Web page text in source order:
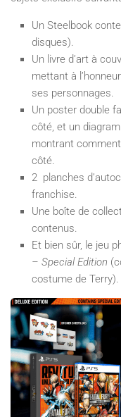
Un Steelbook
disques).
Un livre d’art à
mettant à
ses personnages.
Un poster double
côté, et un
montrant
côté.
2 planches
franchise.
Une boîte de
contenus.
Et bien sûr, le jeu
– Special Edition
costume de Terry).